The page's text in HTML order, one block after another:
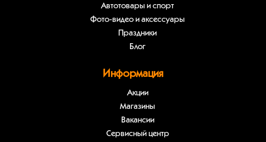
Автотовары и спорт
Фото-видео и аксессуары
Праздники
Блог
Информация
Акции
Магазины
Вакансии
Сервисный центр